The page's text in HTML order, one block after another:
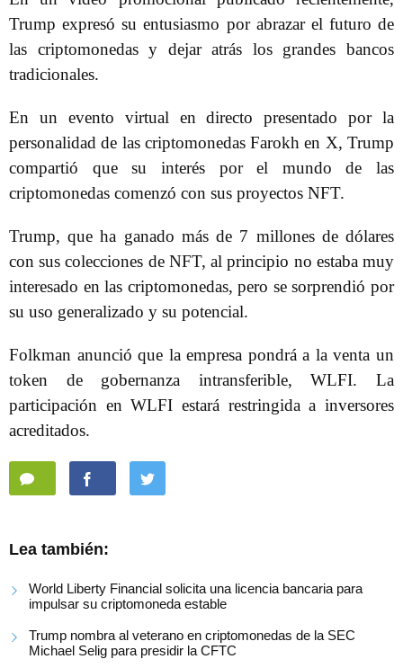
Trump expresó su entusiasmo por abrazar el futuro de
las criptomonedas y dejar atrás los grandes bancos
tradicionales.
En un evento virtual en directo presentado por la
personalidad de las criptomonedas Farokh en X, Trump
compartió que su interés por el mundo de las
criptomonedas comenzó con sus proyectos NFT.
Trump, que ha ganado más de 7 millones de dólares
con sus colecciones de NFT, al principio no estaba muy
interesado en las criptomonedas, pero se sorprendió por
su uso generalizado y su potencial.
Folkman anunció que la empresa pondrá a la venta un
token de gobernanza intransferible, WLFI. La
participación en WLFI estará restringida a inversores
acreditados.
Lea también:
World Liberty Financial solicita una licencia bancaria para
impulsar su criptomoneda estable
Trump nombra al veterano en criptomonedas de la SEC
Michael Selig para presidir la CFTC